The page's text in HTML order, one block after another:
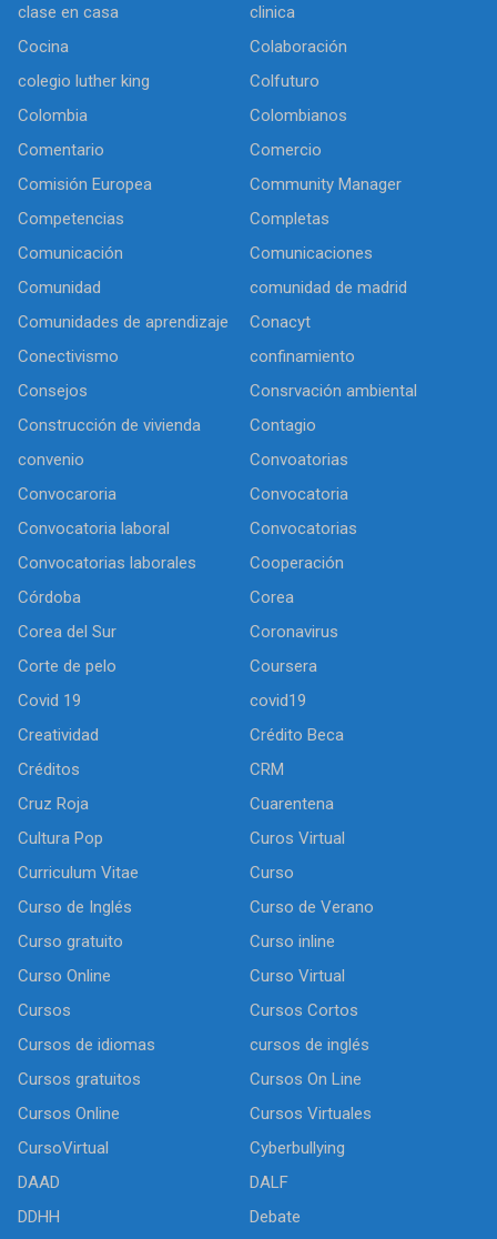
clase en casa
clinica
Cocina
Colaboración
colegio luther king
Colfuturo
Colombia
Colombianos
Comentario
Comercio
Comisión Europea
Community Manager
Competencias
Completas
Comunicación
Comunicaciones
Comunidad
comunidad de madrid
Comunidades de aprendizaje
Conacyt
Conectivismo
confinamiento
Consejos
Consrvación ambiental
Construcción de vivienda
Contagio
convenio
Convoatorias
Convocaroria
Convocatoria
Convocatoria laboral
Convocatorias
Convocatorias laborales
Cooperación
Córdoba
Corea
Corea del Sur
Coronavirus
Corte de pelo
Coursera
Covid 19
covid19
Creatividad
Crédito Beca
Créditos
CRM
Cruz Roja
Cuarentena
Cultura Pop
Curos Virtual
Curriculum Vitae
Curso
Curso de Inglés
Curso de Verano
Curso gratuito
Curso inline
Curso Online
Curso Virtual
Cursos
Cursos Cortos
Cursos de idiomas
cursos de inglés
Cursos gratuitos
Cursos On Line
Cursos Online
Cursos Virtuales
CursoVirtual
Cyberbullying
DAAD
DALF
DDHH
Debate